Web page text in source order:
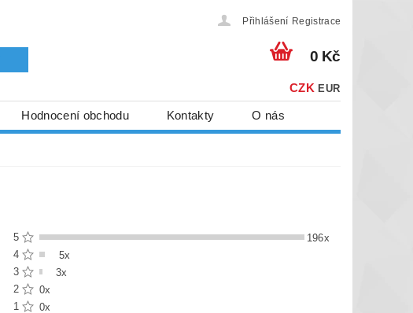
Přihlášení Registrace
CZK EUR
0 Kč
Hodnocení obchodu Kontakty O nás
5
196x
4
5x
3
3x
2
0x
1
0x